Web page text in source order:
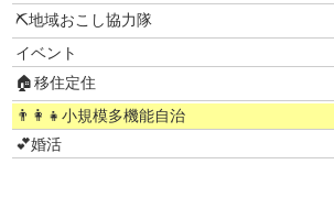
⛏地域おこし協力隊
イベント
🏠移住定住
👨‍👩‍👧小規模多機能自治
💕婚活